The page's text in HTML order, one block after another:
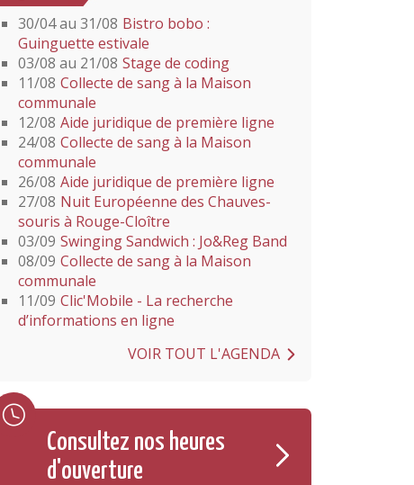
30/04 au 31/08 Bistro bobo :
Guinguette estivale
03/08 au 21/08 Stage de coding
11/08 Collecte de sang à la Maison
communale
12/08 Aide juridique de première ligne
24/08 Collecte de sang à la Maison
communale
26/08 Aide juridique de première ligne
27/08 Nuit Européenne des Chauves-
souris à Rouge-Cloître
03/09 Swinging Sandwich : Jo&Reg Band
08/09 Collecte de sang à la Maison
communale
11/09 Clic'Mobile - La recherche
d’informations en ligne
VOIR TOUT L'AGENDA
Consultez nos heures
d'ouverture